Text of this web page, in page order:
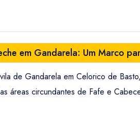
em Gandarela: Um Marco
de Gandarela em Celorico de
áreas circundantes de Fafe e